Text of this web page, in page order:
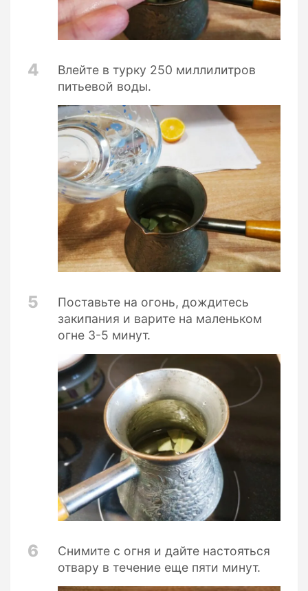
4
Влейте в турку 250 миллилитров
питьевой воды.
5
Поставьте на огонь, дождитесь
закипания и варите на маленьком
огне 3-5 минут.
6
Снимите с огня и дайте настояться
отвару в течение еще пяти минут.